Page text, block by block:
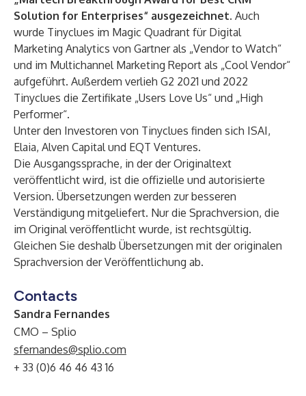
Solution for Enterprises“ ausgezeichnet. Auch
wurde Tinyclues im Magic Quadrant für Digital
Marketing Analytics von Gartner als „Vendor to Watch“
und im Multichannel Marketing Report als „Cool Vendor“
aufgeführt. Außerdem verlieh G2 2021 und 2022
Tinyclues die Zertifikate „Users Love Us“ und „High
Performer“.
Unter den Investoren von Tinyclues finden sich ISAI,
Elaia, Alven Capital und EQT Ventures.
Die Ausgangssprache, in der der Originaltext
veröffentlicht wird, ist die offizielle und autorisierte
Version. Übersetzungen werden zur besseren
Verständigung mitgeliefert. Nur die Sprachversion, die
im Original veröffentlicht wurde, ist rechtsgültig.
Gleichen Sie deshalb Übersetzungen mit der originalen
Sprachversion der Veröffentlichung ab.
Contacts
Sandra Fernandes
CMO – Splio
sfernandes@splio.com
+ 33 (0)6 46 46 43 16